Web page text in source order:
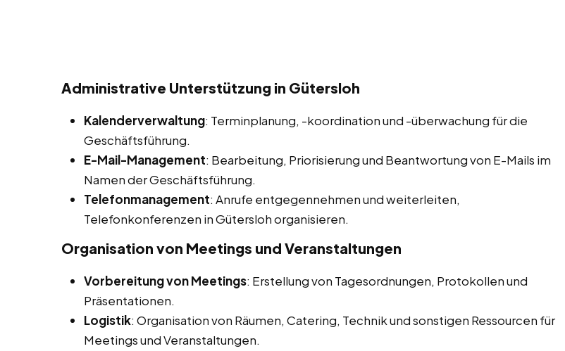
Administrative Unterstützung in Gütersloh
Kalenderverwaltung: Terminplanung, -koordination und -überwachung für die
Geschäftsführung.
E-Mail-Management: Bearbeitung, Priorisierung und Beantwortung von E-Mails im
Namen der Geschäftsführung.
Telefonmanagement: Anrufe entgegennehmen und weiterleiten,
Telefonkonferenzen in Gütersloh organisieren.
Organisation von Meetings und Veranstaltungen
Vorbereitung von Meetings: Erstellung von Tagesordnungen, Protokollen und
Präsentationen.
Logistik: Organisation von Räumen, Catering, Technik und sonstigen Ressourcen für
Meetings und Veranstaltungen.